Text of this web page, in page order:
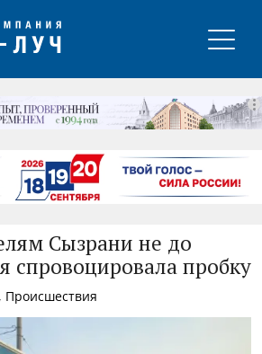
Сызрани не до
спровоцировала пробку
Происшествия